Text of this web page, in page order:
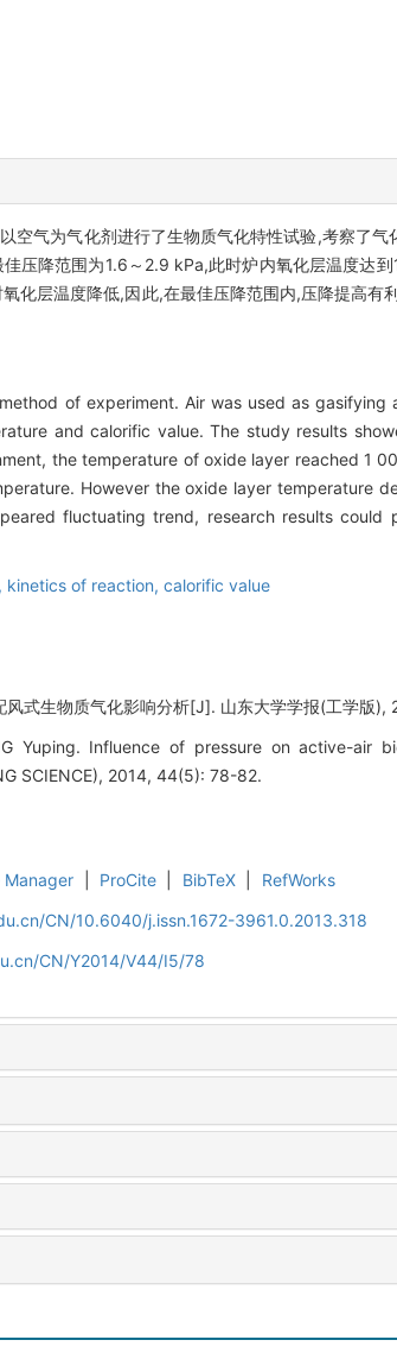
空气为气化剂进行了生物质气化特性试验,考察了气
压降范围为1.6～2.9 kPa,此时炉内氧化层温度
化层温度降低,因此,在最佳压降范围内,压降提高有
of experiment. Air was used as gasifying
and calorific value. The study results
the temperature of oxide layer reached 1
However the oxide layer temperature
fluctuating trend, research results
kinetics of reaction, calorific value
风式生物质气化影响分析[J]. 山东大学学报(工学版
Yuping. Influence of pressure on active-air
SCIENCE), 2014, 44(5): 78-82.
Manager ProCite BibTeX
RefWorks
CN/10.6040/j.issn.1672-3961.0.2013.318
CN/Y2014/V44/I5/78